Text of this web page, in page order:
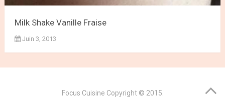
Milk Shake Vanille Fraise
Juin 3, 2013
Focus Cuisine Copyright © 2015.